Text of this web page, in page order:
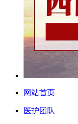
网站首页
医护团队